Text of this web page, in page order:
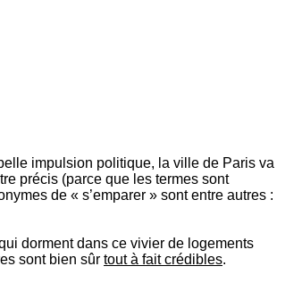
impulsion politique, la ville de Paris va
précis (parce que les termes sont
de « s’emparer » sont entre autres :
dorment dans ce vivier de logements
sont bien sûr tout à fait crédibles.